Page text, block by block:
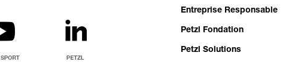
Entreprise Responsable
Petzl Fondation
Petzl Solutions